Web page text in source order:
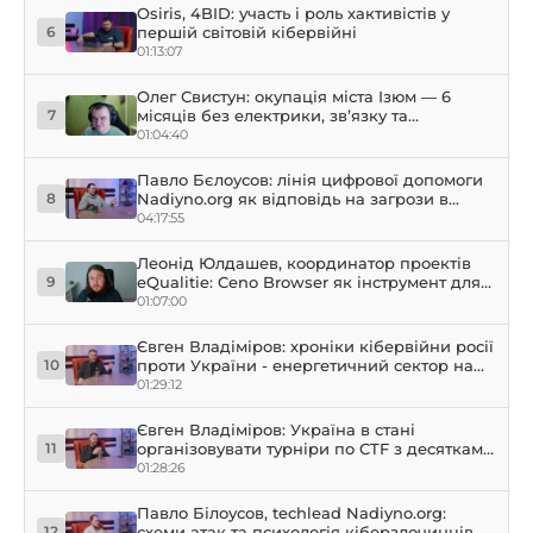
6
Osiris, 4BID: участь і роль хактивістів у
першій світовій кібервійні
01:13:07
7
Олег Свистун: окупація міста Ізюм — 6
місяців без електрики, зв’язку та
інформації | eQtalk
01:04:40
8
Павло Бєлоусов: лінія цифрової допомоги
Nadiyno.org як відповідь на загрози в
кіберпросторі та їх еволюцію
04:17:55
9
Леонід Юлдашев, координатор проектів
eQualitie: Ceno Browser як інструмент для
забезпечення доступу до інформації під
час сплінтеризації інтернету
01:07:00
10
Євген Владіміров: хроніки кібервійни росії
проти України - енергетичний сектор на
прицілі
01:29:12
11
Євген Владіміров: Україна в стані
організовувати турніри по CTF з десятками
тисяч учасників
01:28:26
Павло Білоусов, techlead Nadiyno.org: